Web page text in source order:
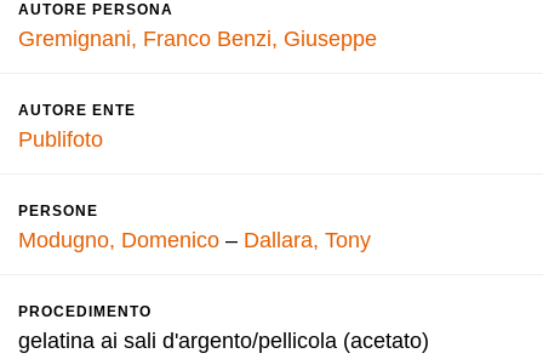
AUTORE PERSONA
Gremignani, Franco Benzi, Giuseppe
AUTORE ENTE
Publifoto
PERSONE
Modugno, Domenico – Dallara, Tony
PROCEDIMENTO
gelatina ai sali d'argento/pellicola (acetato)